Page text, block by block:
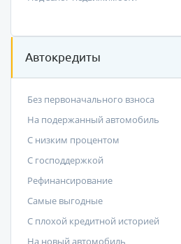
Автокредиты
Без первоначального взноса
На подержанный автомобиль
С низким процентом
C господдержкой
Рефинансирование
Самые выгодные
С плохой кредитной историей
На новый автомобиль